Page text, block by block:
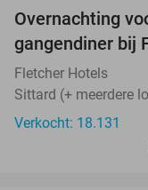
Overnachting
gangendiner bij
Fletcher Hotels
Sittard (+ meerdere
Verkocht: 18.131